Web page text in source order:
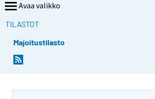
Avaa valikko
TILASTOT
Majoitustilasto